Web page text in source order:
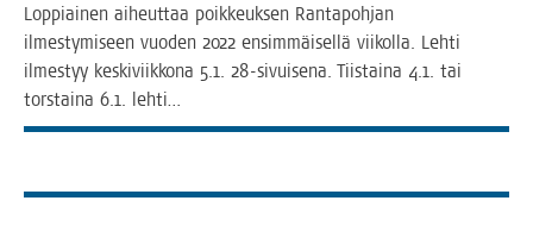
Lop­piai­nen aiheut­taa poik­keuk­sen Ran­ta­poh­jan
ilmes­ty­mi­seen vuo­den 2022 ensim­mäi­sel­lä vii­kol­la. Leh­ti
ilmes­tyy kes­ki­viik­ko­na 5.1. 28-sivui­­se­­na. Tiis­tai­na 4.1. tai
tors­tai­na 6.1. lehti…